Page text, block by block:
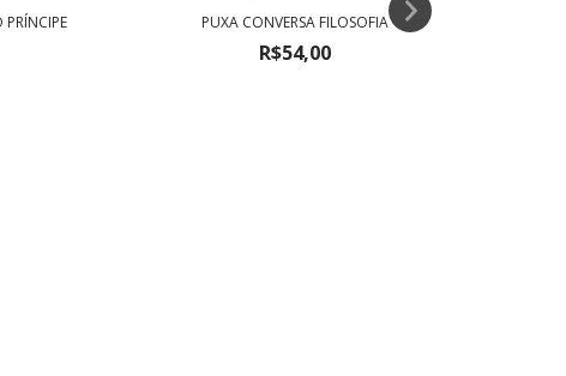
PRÍNCIPE PUXA CONVERSA FILOSOFIA
R$54,00